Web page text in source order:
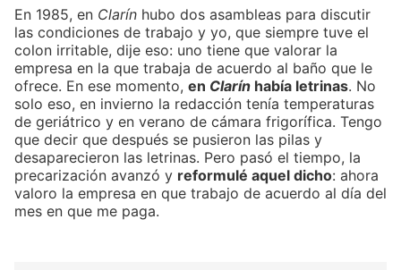
En 1985, en Clarín hubo dos asambleas para discutir
las condiciones de trabajo y yo, que siempre tuve el
colon irritable, dije eso: uno tiene que valorar la
empresa en la que trabaja de acuerdo al baño que le
ofrece. En ese momento, en Clarín había letrinas. No
solo eso, en invierno la redacción tenía temperaturas
de geriátrico y en verano de cámara frigorífica. Tengo
que decir que después se pusieron las pilas y
desaparecieron las letrinas. Pero pasó el tiempo, la
precarización avanzó y reformulé aquel dicho: ahora
valoro la empresa en que trabajo de acuerdo al día del
mes en que me paga.